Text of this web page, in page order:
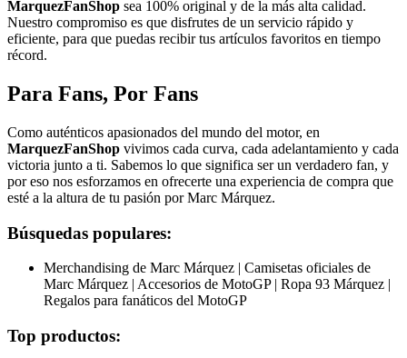
MarquezFanShop sea 100% original y de la más alta calidad.
Nuestro compromiso es que disfrutes de un servicio rápido y
eficiente, para que puedas recibir tus artículos favoritos en tiempo
récord.
Para Fans, Por Fans
Como auténticos apasionados del mundo del motor, en
MarquezFanShop vivimos cada curva, cada adelantamiento y cada
victoria junto a ti. Sabemos lo que significa ser un verdadero fan, y
por eso nos esforzamos en ofrecerte una experiencia de compra que
esté a la altura de tu pasión por Marc Márquez.
Búsquedas populares:
Merchandising de Marc Márquez | Camisetas oficiales de
Marc Márquez | Accesorios de MotoGP | Ropa 93 Márquez |
Regalos para fanáticos del MotoGP
Top productos: